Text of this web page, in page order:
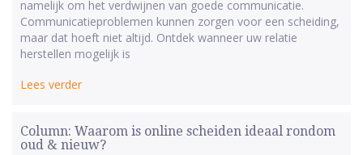
namelijk om het verdwijnen van goede communicatie.
Communicatieproblemen kunnen zorgen voor een scheiding,
maar dat hoeft niet altijd. Ontdek wanneer uw relatie
herstellen mogelijk is
Lees verder
Column: Waarom is online scheiden ideaal rondom
oud & nieuw?